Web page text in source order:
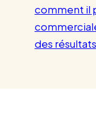
comment il
des